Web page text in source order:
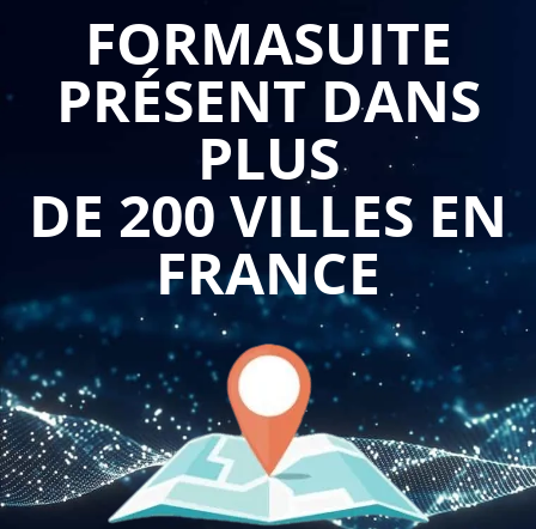
La formation "Maîtriser le management de projet" est conçue
pour aider les professionnels à acquérir les compétences
nécessaires pour gérer efficacement un projet de bout en
bout. Cette formation couvre un large éventail de sujets,
allant de la planification et de l'organisation du projet à la
gestion des risques, de la qualité et des parties prenantes.
Les avantages de cette formation pour les entreprises sont
nombreux. Tout d'abord, elle permet de garantir que les
projets sont gérés de manière professionnelle et structurée,
ce qui réduit les risques d'échec du projet et les coûts
associés. Ensuite, les compétences acquises par les employés
lors de la formation peuvent être utilisées dans différents
projets, ce qui améliore la productivité et la qualité du travail.
La formation "Maîtriser le management de projet" peut
FORMASUITE
PRÉSENT DANS
PLUS
DE 200 VILLES EN
FRANCE